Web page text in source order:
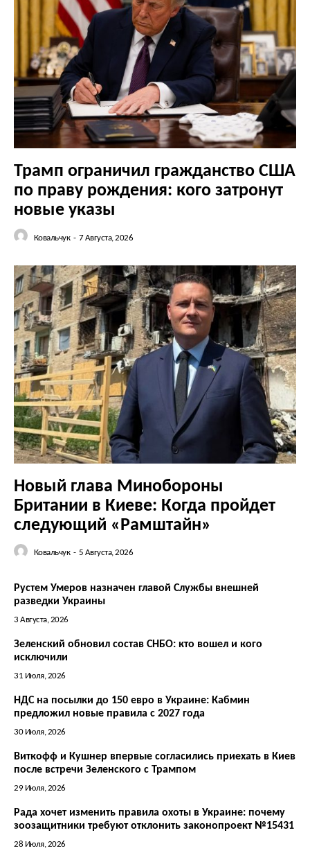
Трамп ограничил гражданство США
по праву рождения: кого затронут
новые указы
Ковальчук - 7 Августа, 2026
Новый глава Минобороны
Британии в Киеве: Когда пройдет
следующий «Рамштайн»
Ковальчук - 5 Августа, 2026
Рустем Умеров назначен главой Службы внешней
разведки Украины
3 Августа, 2026
Зеленский обновил состав СНБО: кто вошел и кого
исключили
31 Июля, 2026
НДС на посылки до 150 евро в Украине: Кабмин
предложил новые правила с 2027 года
30 Июля, 2026
Виткофф и Кушнер впервые согласились приехать в Киев
после встречи Зеленского с Трампом
29 Июля, 2026
Рада хочет изменить правила охоты в Украине: почему
зоозащитники требуют отклонить законопроект №15431
28 Июля, 2026